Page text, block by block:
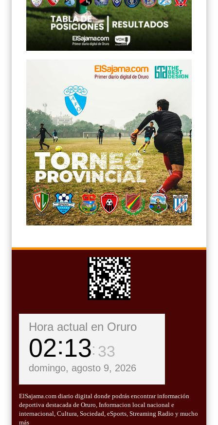
Hora actual en Oruro
02 13 35
domingo, agosto 9, 2026
ElSajama.com diario digital donde podrás encontrar información
deportiva destacada de Oruro, Informacion local nacional e
internacional, Cultura, Sociedad, eSports, Streaming Radio y mucho
más